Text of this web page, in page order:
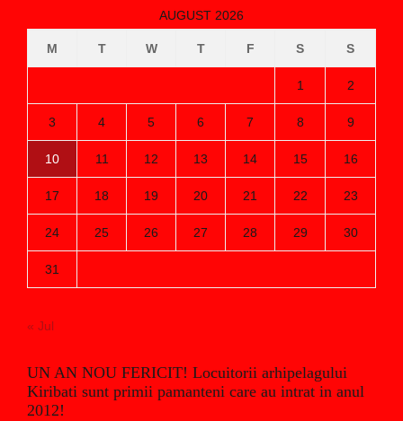
AUGUST 2026
M T W T F S S
1 2
3 4 5 6 7 8 9
10 11 12 13 14 15 16
17 18 19 20 21 22 23
24 25 26 27 28 29 30
31
« Jul
UN AN NOU FERICIT! Locuitorii arhipelagului
Kiribati sunt primii pamanteni care au intrat in anul
2012!